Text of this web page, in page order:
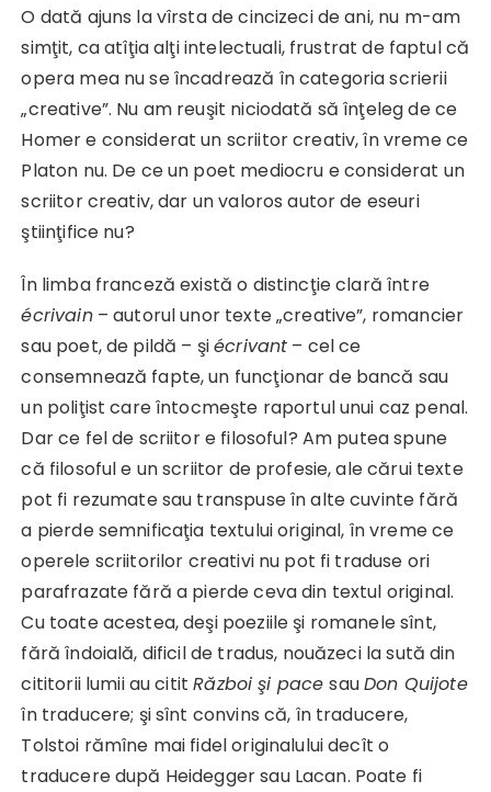
O dată ajuns la vîrsta de cincizeci de ani, nu m-am
simţit, ca atîţia alţi intelectuali, frustrat de faptul că
opera mea nu se încadrează în categoria scrierii
„creative”. Nu am reuşit niciodată să înţeleg de ce
Homer e considerat un scriitor creativ, în vreme ce
Platon nu. De ce un poet mediocru e considerat un
scriitor creativ, dar un valoros autor de eseuri
ştiinţifice nu?
În limba franceză există o distincţie clară între
écrivain– autorul unor texte „creative”, romancier
sau poet, de pildă – şiécrivant – cel ce
consemnează fapte, un funcţionar de bancă sau
un poliţist care întocmeşte raportul unui caz penal.
Dar ce fel de scriitor e filosoful? Am putea spune
că filosoful e un scriitor de profesie, ale cărui texte
pot fi rezumate sau transpuse în alte cuvinte fără
a pierde semnificaţia textului original, în vreme ce
operele scriitorilor creativi nu pot fi traduse ori
parafrazate fără a pierde ceva din textul original.
Cu toate acestea, deşi poeziile şi romanele sînt,
fără îndoială, dificil de tradus, nouăzeci la sută din
cititorii lumii au cititRăzboi şi pacesauDon Quijote
în traducere; şi sînt convins că, în traducere,
Tolstoi rămîne mai fidel originalului decît o
traducere după Heidegger sau Lacan. Poate fi